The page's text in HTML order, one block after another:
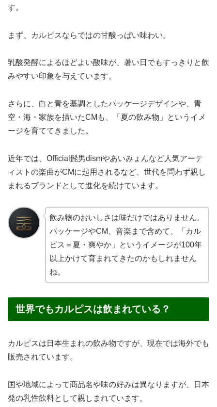
す。
まず、カルピスならではの甘酸っぱい味わい。
乳酸発酵によるほどよい酸味が、暑い日でもすっきりと飲
みやすい印象を与えています。
さらに、白と青を基調としたパッケージデザインや、青
空・海・家族を描いたCMも、「夏の飲み物」というイメ
ージを育ててきました。
近年では、Official髭男dismやあいみょんなど人気アーテ
ィストの楽曲がCMに起用されるなど、世代を問わず親し
まれるブランドとして進化を続けています。
飲み物のおいしさは味だけではありません。
パッケージやCM、音楽まで含めて、「カル
ピス＝夏・爽やか」というイメージが100年
以上かけて育まれてきたのかもしれません
ね。
世界でもカルピスは飲まれている？
カルピスは日本生まれの飲み物ですが、現在では海外でも
販売されています。
国や地域によって商品名や味の好みは異なりますが、日本
発の乳性飲料として親しまれています。